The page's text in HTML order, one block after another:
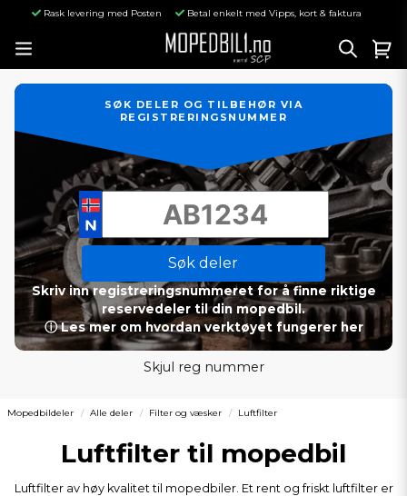
Rask levering med Posten Betal enkelt med Vipps, kort & faktura
SØK DELER OG TILBEHØR VIA
REGISTRERINGSNUMMER
Søk deler
Skriv inn registreringsnummeret for å finne riktige
reservedeler til din mopedbil.
ⓘ Les mer om hvordan verktøyet fungerer her
Skjul reg nummer
Mopedbildeler Alle deler Filter og væsker Luftfilter
Luftfilter til mopedbil
Luftfilter av høy kvalitet til mopedbiler. Et rent og friskt luftfilter er